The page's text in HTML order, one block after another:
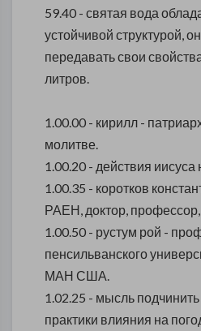
59.40 - святая вода
устойчивой структурой,
передавать свои
литров.
1.00.00 - кирилл -
молитве.
1.00.20 - действия иисуса
1.00.35 - коротков
РАЕН, доктор,
1.00.50 - рустум рой -
пенсильванского
МАН США.
1.02.25 - мысль
практики влияния на